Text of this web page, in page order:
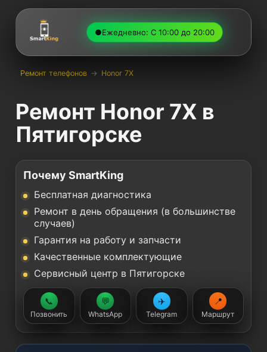
●Ежедневно: С 10:00 до 20:00
Ремонт телефонов → Honor 7X
Ремонт Honor 7X в
Пятигорске
Почему SmartKing
Бесплатная диагностика
Ремонт в день обращения (в большинстве
случаев)
Гарантия на работу и запчасти
Качественные комплектующие
Сервисный центр в Пятигорске
📞
Позвонить
💬
WhatsApp
✈️
Telegram
📍
Маршрут